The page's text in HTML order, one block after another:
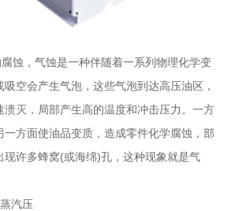
蚀，气蚀是一种伴随着一系列物理化学变
空会产生气泡，这些气泡到达高压油区，
溃灭，局部产生高的温度和冲击压力。一方
方面使油品变质，造成零件化学腐蚀，部
现许多蜂窝(或海绵)孔，这种现象就是气
汽压